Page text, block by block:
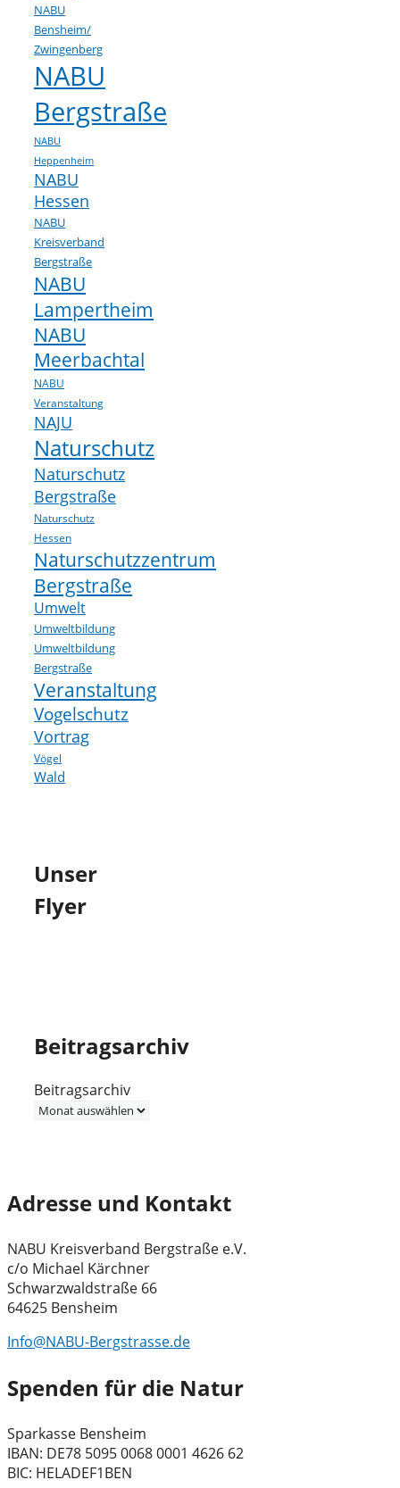
NABU
Bensheim/
Zwingenberg
NABU
Bergstraße
NABU
Heppenheim
NABU
Hessen
NABU
Kreisverband
Bergstraße
NABU
Lampertheim
NABU
Meerbachtal
NABU
Veranstaltung
NAJU
Naturschutz
Naturschutz
Bergstraße
Naturschutz
Hessen
Naturschutzzentrum
Bergstraße
Umwelt
Umweltbildung
Umweltbildung
Bergstraße
Veranstaltung
Vogelschutz
Vortrag
Vögel
Wald
Unser
Flyer
Beitragsarchiv
Beitragsarchiv
Adresse und Kontakt
NABU Kreisverband Bergstraße e.V.
c/o Michael Kärchner
Schwarzwaldstraße 66
64625 Bensheim
Info@NABU-Bergstrasse.de
Spenden für die Natur
Sparkasse Bensheim
IBAN: DE78 5095 0068 0001 4626 62
BIC: HELADEF1BEN